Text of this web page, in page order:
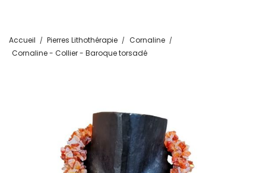
Accueil Pierres Lithothérapie
Cornaline
Cornaline - Collier - Baroque torsadé